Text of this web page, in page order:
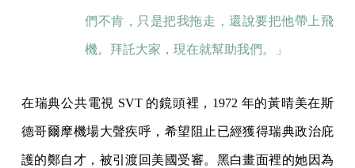
們不肯，只是把我拖走，還說要把他帶上飛
機。拜託大家，現在就幫助我們。」
在瑞典公共電視 SVT 的鏡頭裡，1972 年的黃晴美在斯
德哥爾摩機場大聲疾呼，希望阻止已經獲得瑞典政治庇
護的鄭自才，被引渡回美國受審。黑白畫面裡的她因為